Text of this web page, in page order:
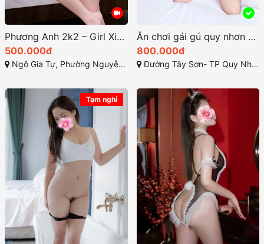
Phương Anh 2k2 – Girl Xinh Quyến Rũ – Đam Mê Tình Dục Làm Tình Cực Đê Mê
500.000đ
Ngô Gia Tự, Phường Nguyễn Văn Cừ, Thành phố Quy Nhơn, Tỉnh Bình Định
Ăn chơi gái gú quy nhơn hãy gọi Nhã Uyên 2k
800.000đ
Đường Tây Sơn- TP Quy Nhơn - Bình Định
Tạm nghỉ